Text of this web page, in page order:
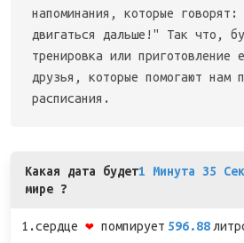
напоминания, которые
двигаться дальше!" Так что,
тренировка или
друзья, которые помогают нам
расписания.
Какая дата будет1 Минута 35
мире ?
1.сердце ❤ помпирует 596.88